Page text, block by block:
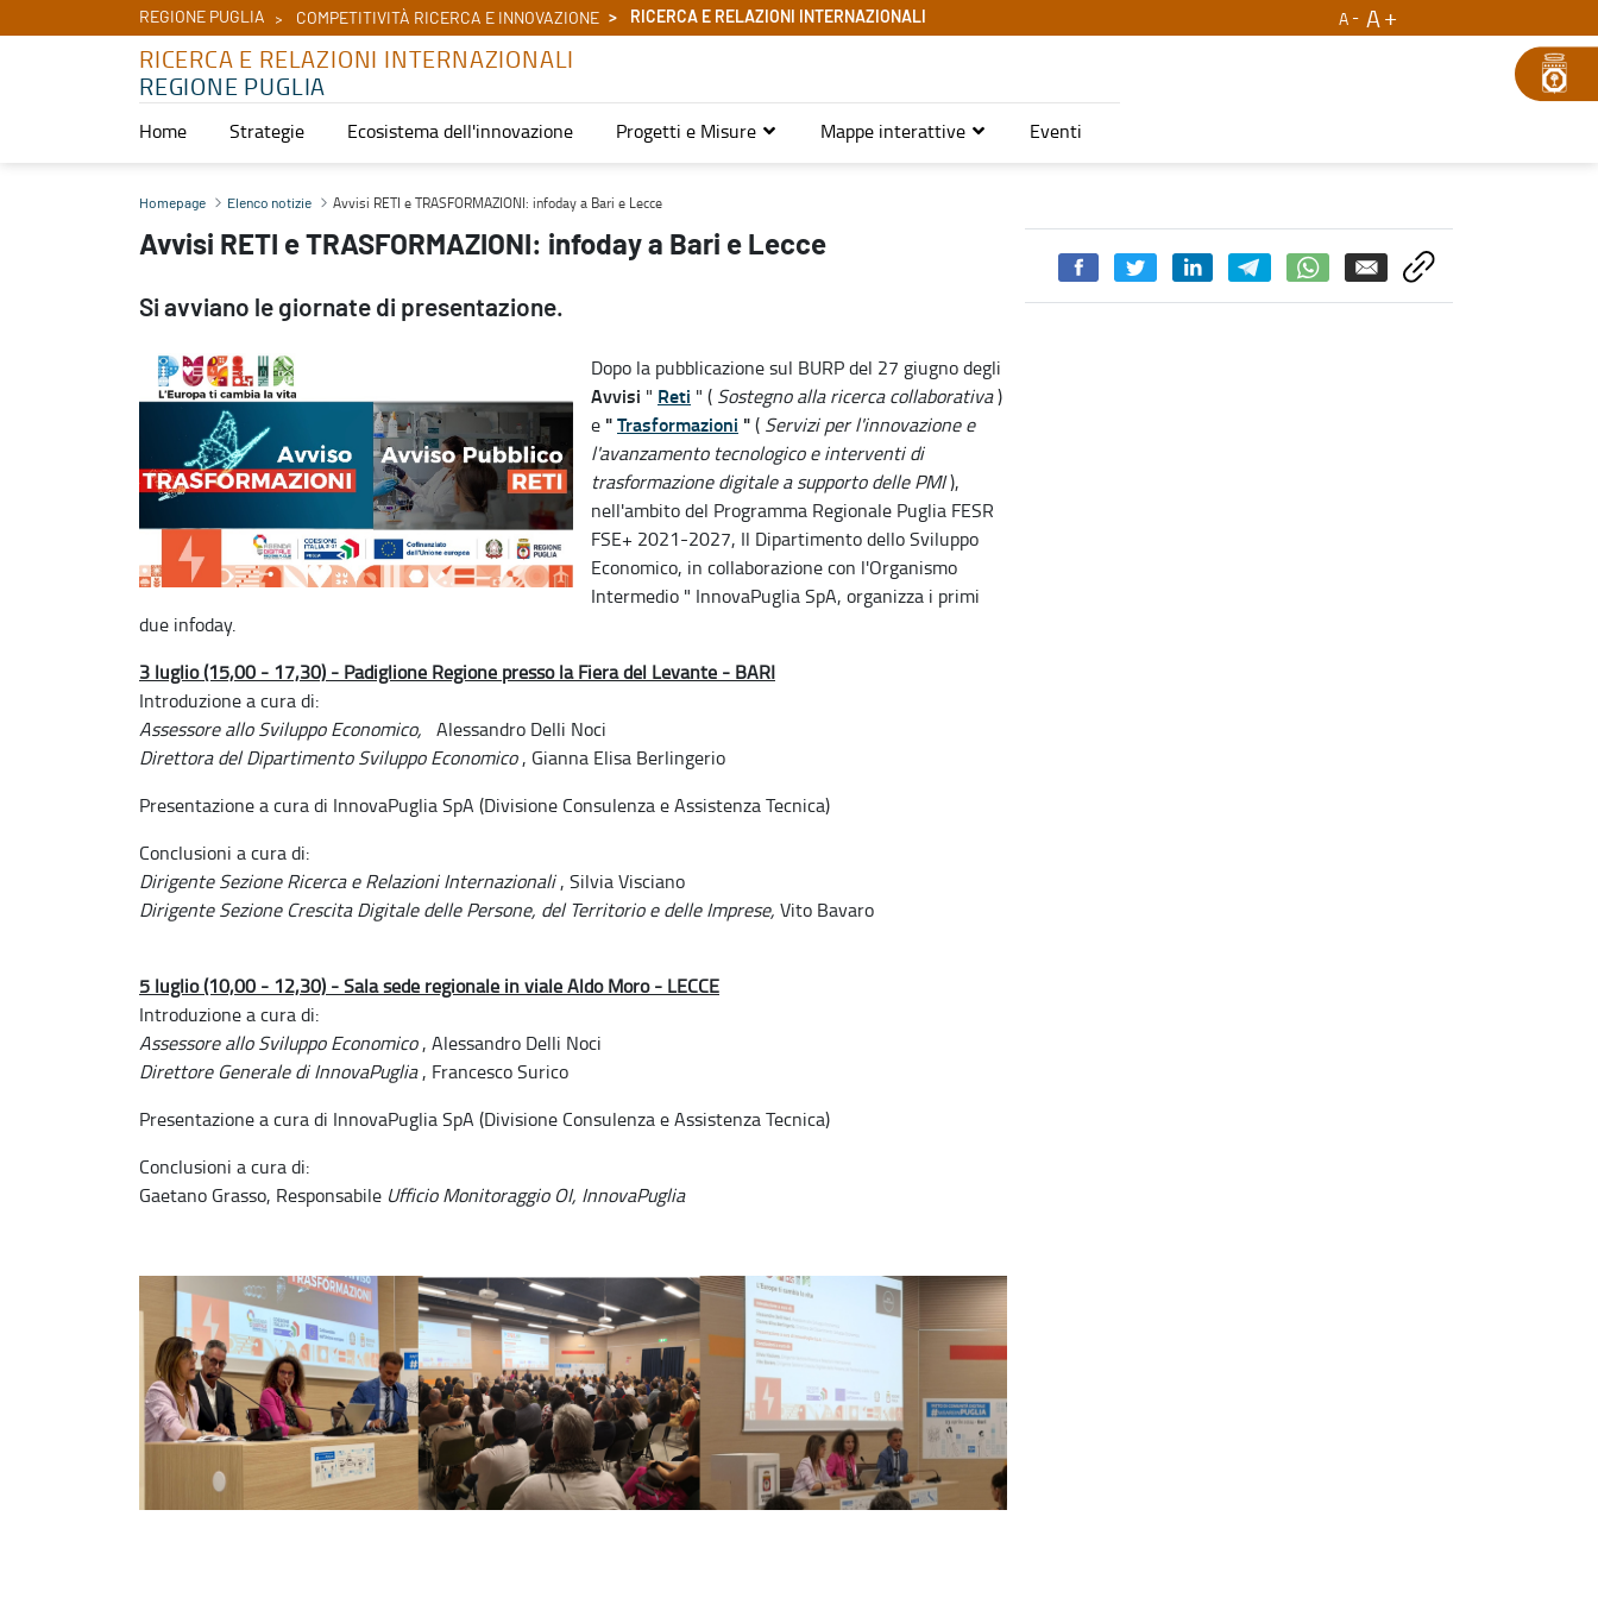
REGIONE PUGLIA COMPETITIVITÀ RICERCA E INNOVAZIONE RICERCA E RELAZIONI INTERNAZIONALI A
A
RICERCA E RELAZIONI INTERNAZIONALI
REGIONE PUGLIA
Home Strategie Ecosistema dell'innovazione Progetti e Misure Mappe interattive Eventi
Avvisi RETI e TRASFORMAZIONI: infoday a Bari e Lecce - Ricerca e relazioni internazionali
Homepage Elenco notizie Avvisi RETI e TRASFORMAZIONI: infoday a Bari e Lecce
Avvisi RETI e TRASFORMAZIONI: infoday a Bari e Lecce
Si avviano le giornate di presentazione.
Dopo la pubblicazione sul BURP del 27 giugno degli
Avvisi " Reti " ( Sostegno alla ricerca collaborativa)
e "Trasformazioni "( Servizi per l'innovazione e
l'avanzamento tecnologico e interventi di
trasformazione digitale a supporto delle PMI),
nell'ambito del Programma Regionale Puglia FESR
FSE+ 2021-2027, Il Dipartimento dello Sviluppo
Economico, in collaborazione con l'Organismo
Intermedio " InnovaPuglia SpA, organizza i primi
due infoday.
3 luglio (15,00 - 17,30) - Padiglione Regione presso la Fiera del Levante - BARI
Introduzione a cura di:
Assessore allo Sviluppo Economico, Alessandro Delli Noci
Direttora del Dipartimento Sviluppo Economico, Gianna Elisa Berlingerio
Presentazione a cura di InnovaPuglia SpA (Divisione Consulenza e Assistenza Tecnica)
Conclusioni a cura di:
Dirigente Sezione Ricerca e Relazioni Internazionali, Silvia Visciano
Dirigente Sezione Crescita Digitale delle Persone, del Territorio e delle Imprese, Vito Bavaro
5 luglio (10,00 - 12,30) - Sala sede regionale in viale Aldo Moro - LECCE
Introduzione a cura di:
Assessore allo Sviluppo Economico, Alessandro Delli Noci
Direttore Generale di InnovaPuglia, Francesco Surico
Presentazione a cura di InnovaPuglia SpA (Divisione Consulenza e Assistenza Tecnica)
Conclusioni a cura di:
Gaetano Grasso, Responsabile Ufficio Monitoraggio OI, InnovaPuglia